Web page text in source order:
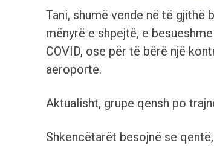
Tani, shumë vende në të
mënyrë e shpejtë, e
COVID, ose për të bërë një
aeroporte.
Aktualisht, grupe qensh po
Shkencëtarët besojnë se